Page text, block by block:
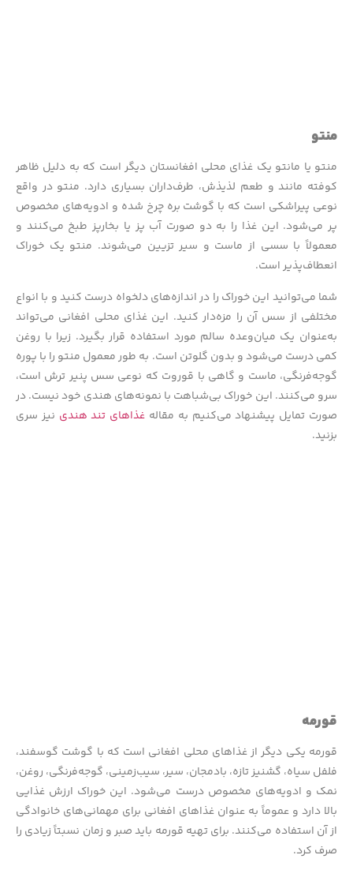
منتو
منتو یا مانتو یک غذای محلی افغانستان دیگر است که به دلیل ظاهر
کوفته مانند و طعم لذیذش، طرف‌داران بسیاری دارد. منتو در واقع
نوعی پیراشکی است که با گوشت بره چرخ شده و ادویه‌های مخصوص
پر می‌شود. این غذا را به دو صورت آب پز یا بخارپز طبخ می‌کنند و
معمولاً با سسی از ماست و سیر تزیین می‌شوند. منتو یک خوراک
انعطاف‌پذیر است.
شما می‌توانید این خوراک را در اندازه‌های دلخواه درست کنید و با انواع
مختلفی از سس آن را مزه‌دار کنید. این غذای محلی افغانی می‌تواند
به‌عنوان یک میان‌وعده سالم مورد استفاده قرار بگیرد. زیرا با روغن
کمی درست می‌شود و بدون گلوتن است. به طور معمول منتو را با پوره
گوجه‌فرنگی، ماست و گاهی با قوروت که نوعی سس پنیر ترش است،
سرو می‌کنند. این خوراک بی‌شباهت با نمونه‌های هندی خود نیست. در
صورت تمایل پیشنهاد می‌کنیم به مقاله غذاهای تند هندی نیز سری
بزنید.
قورمه
قورمه یکی دیگر از غذاهای محلی افغانی است که با گوشت گوسفند،
فلفل سیاه، گشنیز تازه، بادمجان، سیر، سیب‌زمینی، گوجه‌فرنگی، روغن،
نمک و ادویه‌های مخصوص درست می‌شود. این خوراک ارزش غذایی
بالا دارد و عموماً به عنوان غذاهای افغانی برای مهمانی‌های خانوادگی
از آن استفاده می‌کنند. برای تهیه قورمه باید صبر و زمان نسبتاً زیادی را
صرف کرد.